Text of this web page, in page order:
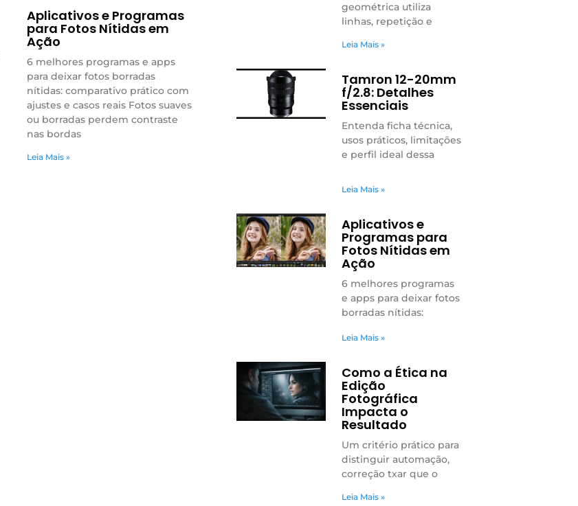
Aplicativos e Programas
para Fotos Nítidas em
Ação
6 melhores programas e apps
para deixar fotos borradas
nítidas: comparativo prático com
ajustes e casos reais Fotos suaves
ou borradas perdem contraste
nas bordas
Leia Mais »
geométrica utiliza
linhas, repetição e
Leia Mais »
Tamron 12-20mm
f/2.8: Detalhes
Essenciais
Entenda ficha técnica,
usos práticos, limitações
e perfil ideal dessa
Leia Mais »
Aplicativos e
Programas para
Fotos Nítidas em
Ação
6 melhores programas
e apps para deixar fotos
borradas nítidas:
Leia Mais »
Como a Ética na
Edição
Fotográfica
Impacta o
Resultado
Um critério prático para
distinguir automação,
correção txar que o
Leia Mais »